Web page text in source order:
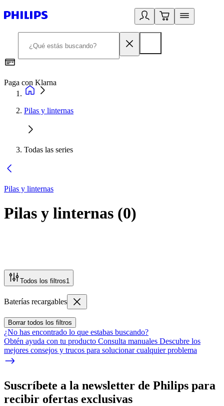
Paga con Klarna
Pilas y linternas
Todas las series
Pilas y linternas
Pilas y linternas (0)
Todos los filtros1
Baterías recargables
Borrar todos los filtros
¿No has encontrado lo que estabas buscando?
Obtén ayuda con tu producto Consulta manuales Descubre los
mejores consejos y trucos para solucionar cualquier problema
Suscríbete a la newsletter de Philips para
recibir ofertas exclusivas